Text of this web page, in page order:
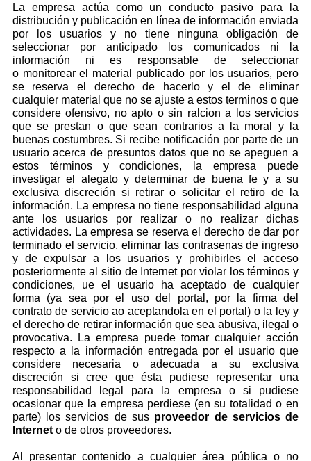
La empresa actúa como un conducto pasivo para la
distribución y publicación en línea de información enviada
por los usuarios y no tiene ninguna obligación de
seleccionar por anticipado los comunicados ni la
información ni es responsable de seleccionar
o monitorear el material publicado por los usuarios, pero
se reserva el derecho de hacerlo y el de eliminar
cualquier material que no se ajuste a estos terminos o que
considere ofensivo, no apto o sin ralcion a los servicios
que se prestan o que sean contrarios a la moral y la
buenas costumbres. Si recibe notificación por parte de un
usuario acerca de presuntos datos que no se apeguen a
estos términos y condiciones, la empresa puede
investigar el alegato y determinar de buena fe y a su
exclusiva discreción si retirar o solicitar el retiro de la
información. La empresa no tiene responsabilidad alguna
ante los usuarios por realizar o no realizar dichas
actividades. La empresa se reserva el derecho de dar por
terminado el servicio, eliminar las contrasenas de ingreso
y de expulsar a los usuarios y prohibirles el acceso
posteriormente al sitio de Internet por violar los términos y
condiciones, ue el usuario ha aceptado de cualquier
forma (ya sea por el uso del portal, por la firma del
contrato de servicio ao aceptandola en el portal) o la ley y
el derecho de retirar información que sea abusiva, ilegal o
provocativa. La empresa puede tomar cualquier acción
respecto a la información entregada por el usuario que
considere necesaria o adecuada a su exclusiva
discreción si cree que ésta pudiese representar una
responsabilidad legal para la empresa o si pudiese
ocasionar que la empresa perdiese (en su totalidad o en
parte) los servicios de sus proveedor de servicios de
Interneto de otros proveedores.
Al presentar contenido a cualquier área pública o no